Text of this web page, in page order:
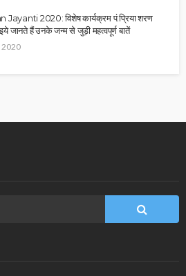
2020: विशेष कार्यक्रम पं.प्रिया शरण
जानते हैं उनके जन्म से जुड़ी महत्वपूर्ण बातें
2020